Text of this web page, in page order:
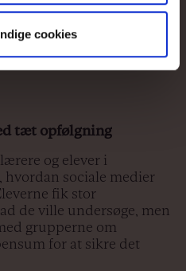
cookies
hvilket produkt de
tæt opfølgning
og elever i
hvordan sociale medier
fik stor
de ville undersøge, men
grupperne om
for at sikre det